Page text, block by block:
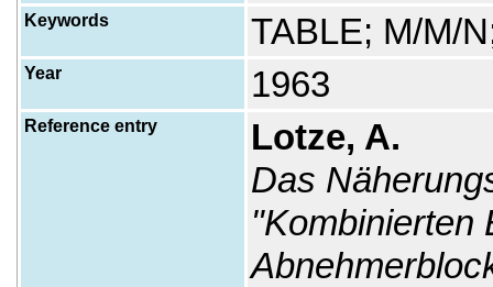
Keywords TABLE; M/M/
Year 1963
Reference entry
Lotze, A.
Das
"Kombinierten